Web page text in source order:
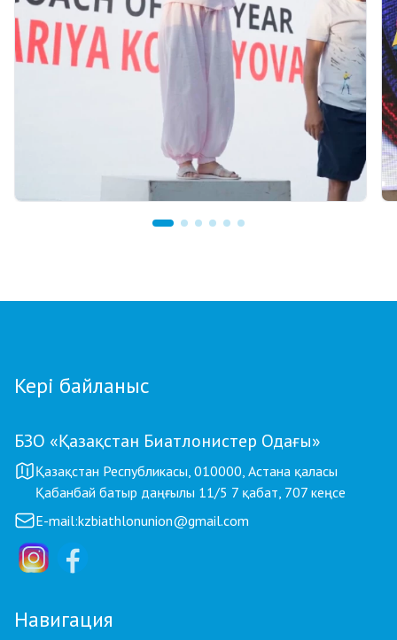
Кері байланыс
БЗО «Қазақстан Биатлонистер Одағы»
Қазақстан Республикасы, 010000, Астана қаласы
Қабанбай батыр даңғылы 11/5 7 қабат, 707 кеңсе
E-mail:kzbiathlonunion@gmail.com
Навигация